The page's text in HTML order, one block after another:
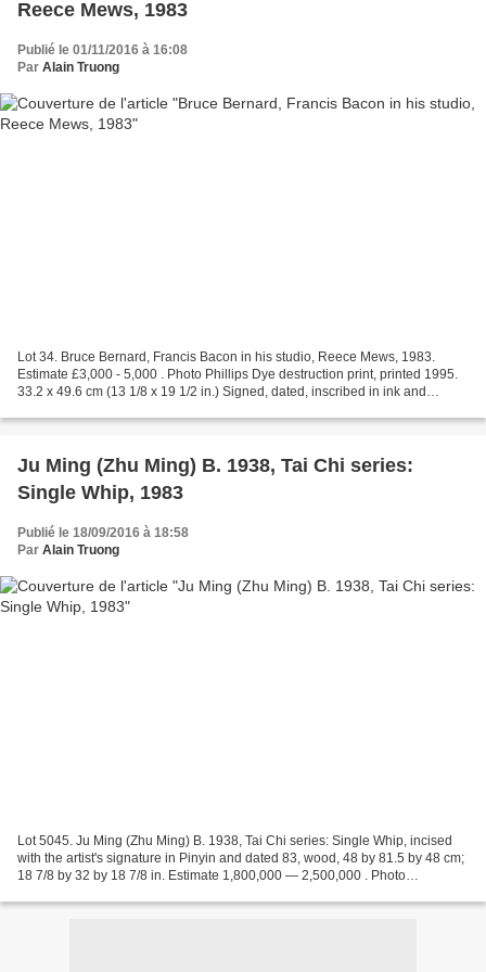
Reece Mews, 1983
Publié le 01/11/2016 à 16:08
Par Alain Truong
Lot 34. Bruce Bernard, Francis Bacon in his studio, Reece Mews, 1983.
Estimate £3,000 - 5,000 . Photo Phillips Dye destruction print, printed 1995.
33.2 x 49.6 cm (13 1/8 x 19 1/2 in.) Signed, dated, inscribed in ink and
Ju Ming (Zhu Ming) B. 1938, Tai Chi series:
Single Whip, 1983
Publié le 18/09/2016 à 18:58
Par Alain Truong
Lot 5045. Ju Ming (Zhu Ming) B. 1938, Tai Chi series: Single Whip, incised
with the artist's signature in Pinyin and dated 83, wood, 48 by 81.5 by 48 cm;
18 7/8 by 32 by 18 7/8 in. Estimate 1,800,000 — 2,500,000 . Photo